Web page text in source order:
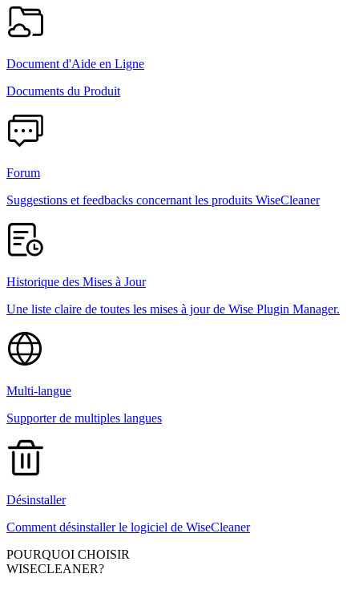
Document d'Aide en Ligne
Documents du Produit
Forum
Suggestions et feedbacks concernant les produits WiseCleaner
Historique des Mises à Jour
Une liste claire de toutes les mises à jour de Wise Plugin Manager.
Multi-langue
Supporter de multiples langues
Désinstaller
Comment désinstaller le logiciel de WiseCleaner
POURQUOI CHOISIR
WISECLEANER?